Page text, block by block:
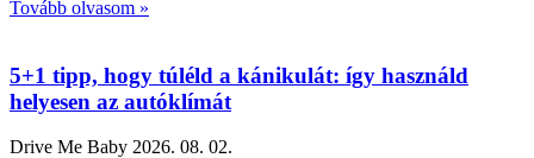
Tovább olvasom »
5+1 tipp, hogy túléld a kánikulát: így használd
helyesen az autóklímát
Drive Me Baby 2026. 08. 02.